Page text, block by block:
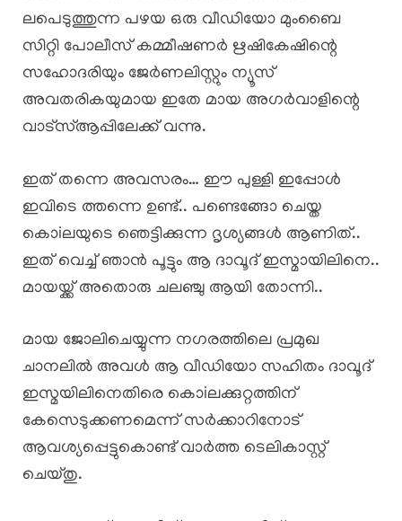
ലപെടുത്തുന്ന പഴയ ഒരു വീഡിയോ മുംബൈ
സിറ്റി പോലീസ് കമ്മീഷണർ ഋഷികേഷിന്റെ
സഹോദരിയും ജേർണലിസ്റ്റും ന്യൂസ്‌
അവതരികയുമായ ഇതേ മായ അഗർവാളിന്റെ
വാട്സ്ആപ്പിലേക്ക് വന്നു.
ഇത് തന്നെ അവസരം… ഈ പുള്ളി ഇപ്പോൾ
ഇവിടെ ത്തന്നെ ഉണ്ട്.. പണ്ടെങ്ങോ ചെയ്ത
കൊiലയുടെ ഞെട്ടിക്കുന്ന ദൃശ്യങ്ങൾ ആണിത്..
ഇത് വെച്ച് ഞാൻ പൂട്ടും ആ ദാവൂദ് ഇസ്മായിലിനെ..
മായയ്ക്ക് അതൊരു ചലഞ്ചു ആയി തോന്നി..
മായ ജോലിചെയ്യുന്ന നഗരത്തിലെ പ്രമുഖ
ചാനലിൽ അവൾ ആ വീഡിയോ സഹിതം ദാവൂദ്
ഇസ്മയിലിനെതിരെ കൊiലക്കുറ്റത്തിന്
കേസെടുക്കണമെന്ന് സർക്കാറിനോട്
ആവശ്യപ്പെട്ടുകൊണ്ട് വാർത്ത ടെലികാസ്റ്റ്
ചെയ്തു.